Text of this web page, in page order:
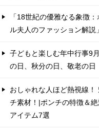
「18世紀の優雅なる象徴
ル夫人のファッション解説」
子どもと楽しむ年中行事9
の日、秋分の日、敬老の日
おしゃれな人ほど熱視線！
チ素材！|ポンチの特徴＆
アイテム7選